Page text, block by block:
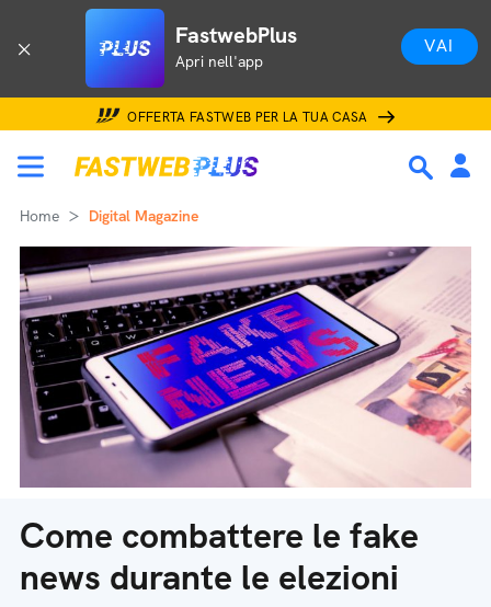
FastwebPlus
Apri nell'app
VAI
OFFERTA FASTWEB PER LA TUA CASA
Home Digital Magazine
Come combattere le fake
news durante le elezioni